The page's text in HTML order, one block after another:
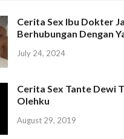
Cerita Sex Ibu Dokter
Berhubungan Dengan
July 24, 2024
Cerita Sex Tante Dewi
Olehku
August 29, 2019